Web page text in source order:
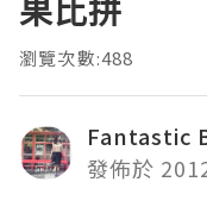
果比拼
瀏覽次數:488
Fantastic
發佈於